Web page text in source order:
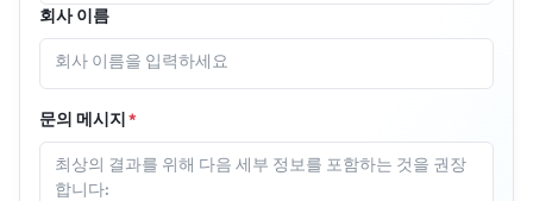
회사 이름
문의 메시지*